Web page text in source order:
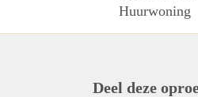
Huurwoning
Deel deze